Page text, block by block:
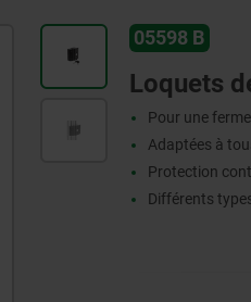
05598 B
Loquets
Pour une
Adaptées à
Protection
Différents